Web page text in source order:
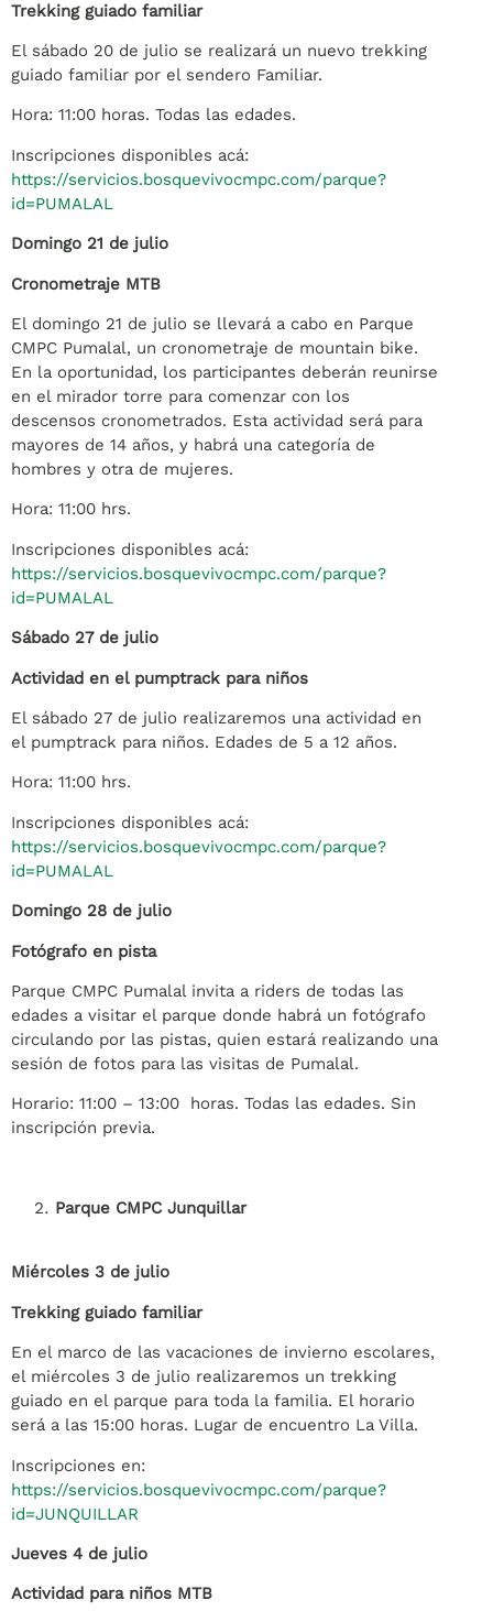
Trekking guiado familiar
El sábado 20 de julio se realizará un nuevo trekking
guiado familiar por el sendero Familiar.
Hora: 11:00 horas. Todas las edades.
Inscripciones disponibles acá:
https://servicios.bosquevivocmpc.com/parque?
id=PUMALAL
Domingo 21 de julio
Cronometraje MTB
El domingo 21 de julio se llevará a cabo en Parque
CMPC Pumalal, un cronometraje de mountain bike.
En la oportunidad, los participantes deberán reunirse
en el mirador torre para comenzar con los
descensos cronometrados. Esta actividad será para
mayores de 14 años, y habrá una categoría de
hombres y otra de mujeres.
Hora: 11:00 hrs.
Inscripciones disponibles acá:
https://servicios.bosquevivocmpc.com/parque?
id=PUMALAL
Sábado 27 de julio
Actividad en el pumptrack para niños
El sábado 27 de julio realizaremos una actividad en
el pumptrack para niños. Edades de 5 a 12 años.
Hora: 11:00 hrs.
Inscripciones disponibles acá:
https://servicios.bosquevivocmpc.com/parque?
id=PUMALAL
Domingo 28 de julio
Fotógrafo en pista
Parque CMPC Pumalal invita a riders de todas las
edades a visitar el parque donde habrá un fotógrafo
circulando por las pistas, quien estará realizando una
sesión de fotos para las visitas de Pumalal.
Horario: 11:00 – 13:00 horas. Todas las edades. Sin
inscripción previa.
Parque CMPC Junquillar
Miércoles 3 de julio
Trekking guiado familiar
En el marco de las vacaciones de invierno escolares,
el miércoles 3 de julio realizaremos un trekking
guiado en el parque para toda la familia. El horario
será a las 15:00 horas. Lugar de encuentro La Villa.
Inscripciones en:
https://servicios.bosquevivocmpc.com/parque?
id=JUNQUILLAR
Jueves 4 de julio
Actividad para niños MTB